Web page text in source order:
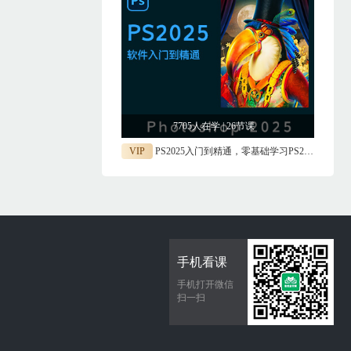
7705人在学 | 26节课
VIP PS2025入门到精通，零基础学习PS2025软件
手机看课
手机打开微信
扫一扫